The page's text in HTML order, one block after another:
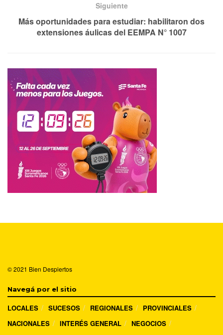
Siguiente
Más oportunidades para estudiar: habilitaron dos
extensiones áulicas del EEMPA N° 1007
© 2021 Bien Despiertos
Navegá por el sitio
LOCALES SUCESOS REGIONALES
PROVINCIALES
NACIONALES
INTERÉS GENERAL
NEGOCIOS